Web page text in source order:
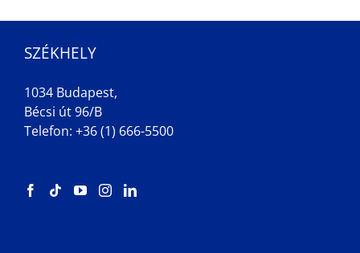
SZÉKHELY
1034 Budapest,
Bécsi út 96/B
Telefon: +36 (1) 666-5500